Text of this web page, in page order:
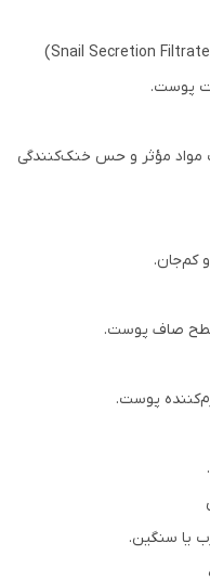
پوست.
مواد مؤثر و حس خنک‌کنندگی
کم‌جان.
سطح صاف پوست.
پوست.
یا سنگین.